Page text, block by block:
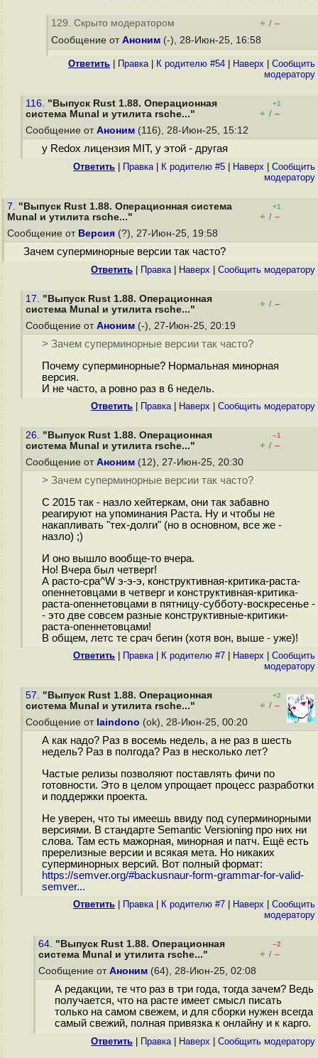
129. Скрыто модератором + / –
Сообщение от Аноним (-), 28-Июн-25, 16:58
Ответить Правка| К родителю #54 Наверх
Cообщить
модератору
116. "Выпуск Rust 1.88. Операционная
система Munal и утилита rsche..."
+1
+ / –
Сообщение от Аноним (116), 28-Июн-25, 15:12
у Redox лицензия MIT, у этой - другая
Ответить Правка| К родителю #5 Наверх
Cообщить
модератору
7. "Выпуск Rust 1.88. Операционная система
Munal и утилита rsche..."
+1
+ / –
Сообщение от Версия (?), 27-Июн-25, 19:58
Зачем суперминорные версии так часто?
Ответить Правка| Наверх Cообщить модератору
17. "Выпуск Rust 1.88. Операционная
система Munal и утилита rsche..."
+ / –
Сообщение от Аноним (-), 27-Июн-25, 20:19
> Зачем суперминорные версии так часто?
Почему суперминорные? Нормальная минорная
версия.
И не часто, а ровно раз в 6 недель.
Ответить Правка| Наверх Cообщить модератору
26. "Выпуск Rust 1.88. Операционная
система Munal и утилита rsche..."
–1
+ / –
Сообщение от Аноним (12), 27-Июн-25, 20:30
> Зачем суперминорные версии так часто?
С 2015 так - назло хейтеркам, они так забавно
реагируют на упоминания Раста. Ну и чтобы не
накапливать "тех-долги" (но в основном, все же -
назло) ;)
И оно вышло вообще-то вчера.
Но! Вчера был четверг!
А расто-сра^W э-э-э, конструктивная-критика-раста-
опеннетовцами в четверг и конструктивная-критика-
раста-опеннетовцами в пятницу-субботу-воскресенье -
- это две совсем разные конструктивные-критики-
раста-опеннетовцами!
В общем, летс те срач бегин (хотя вон, выше - уже)!
Ответить Правка| К родителю #7 Наверх
Cообщить
модератору
57. "Выпуск Rust 1.88. Операционная
система Munal и утилита rsche..."
+2
+ / –
Сообщение от laindono (ok), 28-Июн-25, 00:20
А как надо? Раз в восемь недель, а не раз в шесть
недель? Раз в полгода? Раз в несколько лет?
Частые релизы позволяют поставлять фичи по
готовности. Это в целом упрощает процесс разработки
и поддержки проекта.
Не уверен, что ты имеешь ввиду под суперминорными
версиями. В стандарте Semantic Versioning про них ни
слова. Там есть мажорная, минорная и патч. Ещё есть
пререлизные версии и всякая мета. Но никаких
суперминорных версий. Вот полный формат:
https://semver.org/#backusnaur-form-grammar-for-valid-
semver...
Ответить Правка| К родителю #7 Наверх
Cообщить
модератору
64. "Выпуск Rust 1.88. Операционная
система Munal и утилита rsche..."
–2
+ / –
Сообщение от Аноним (64), 28-Июн-25, 02:08
А редакции, те что раз в три года, тогда зачем? Ведь
получается, что на расте имеет смысл писать
только на самом свежем, и для сборки нужен всегда
самый свежий, полная привязка к онлайну и к карго.
Ответить Правка| Наверх Cообщить модератору